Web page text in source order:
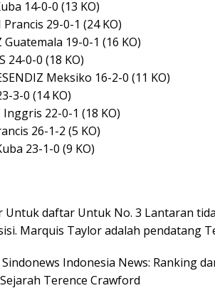
14-0-0 (13 KO)
29-0-1 (24 KO)
Guatemala 19-0-1 (16 KO)
24-0-0 (18 KO)
Meksiko 16-2-0 (11 KO)
3-0 (14 KO)
Inggris 22-0-1 (18 KO)
26-1-2 (5 KO)
23-1-0 (9 KO)
Untuk daftar Untuk No. 3 Lantaran
Marquis Taylor adalah pendatang
Indonesia News: Ranking
Terence Crawford